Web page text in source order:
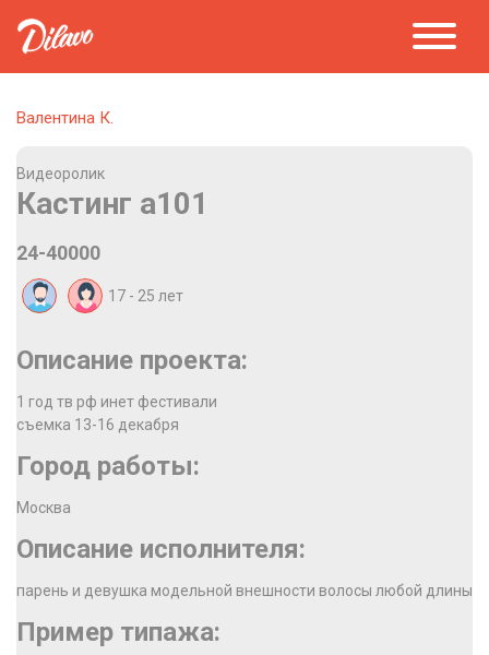
Валентина К.
Видеоролик
Кастинг а101
24-40000
17 - 25 лет
Описание проекта:
1 год тв рф инет фестивали
съемка 13-16 декабря
Город работы:
Москва
Описание исполнителя:
парень и девушка модельной внешности волосы любой длины
Пример типажа: